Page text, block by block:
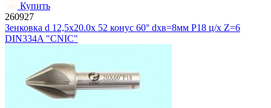
Купить
260927
Зенковка d 12,5х20.0х 52 конус 60° dхв=8мм Р18 ц/х Z=6
DIN334A "CNIC"